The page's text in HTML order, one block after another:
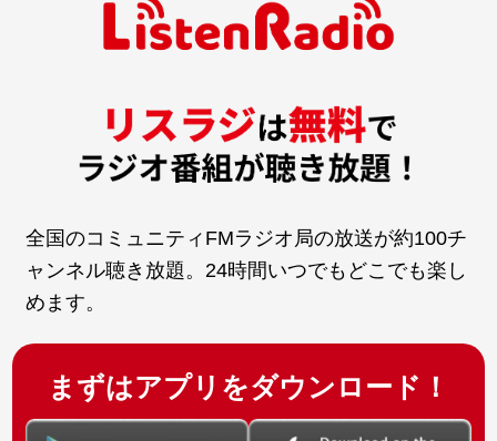
全国のコミュニティFMラジオ局の放送が約100チ
ャンネル聴き放題。24時間いつでもどこでも楽し
めます。
まずはアプリをダウンロード！